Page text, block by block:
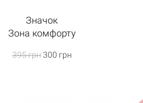
Значок
Зона комфорту
395 грн300 грн